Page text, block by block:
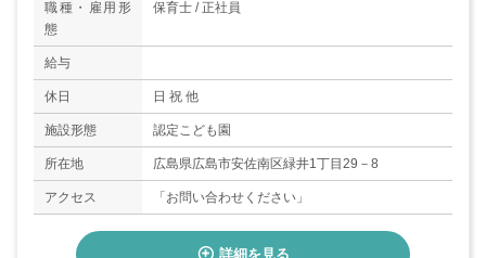
職種・雇用形
態
保育士 / 正社員
給与
休日 日 祝 他
施設形態 認定こども園
所在地 広島県広島市安佐南区緑井1丁目29－8
アクセス 「お問い合わせください」
詳細を見る